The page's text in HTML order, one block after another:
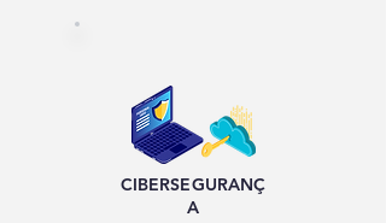
CIBERSEGURANÇ
A